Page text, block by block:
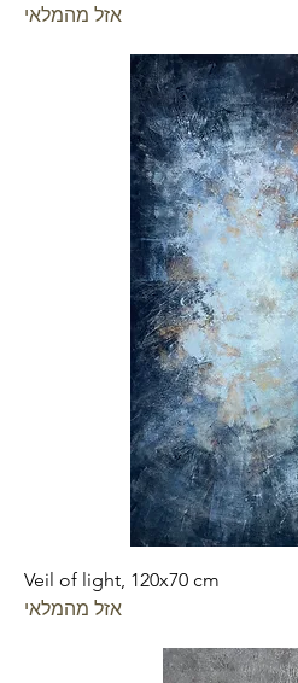
אזל מהמלאי
Veil of light, 120x70 cm
אזל מהמלאי